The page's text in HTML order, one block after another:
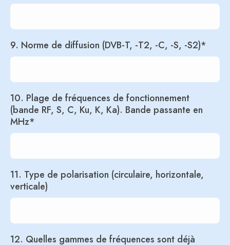
9. Norme de diffusion (DVB-T, -T2, -C, -S, -S2)*
10. Plage de fréquences de fonctionnement
(bande RF, S, C, Ku, K, Ka). Bande passante en
MHz*
11. Type de polarisation (circulaire, horizontale,
verticale)
12. Quelles gammes de fréquences sont déjà